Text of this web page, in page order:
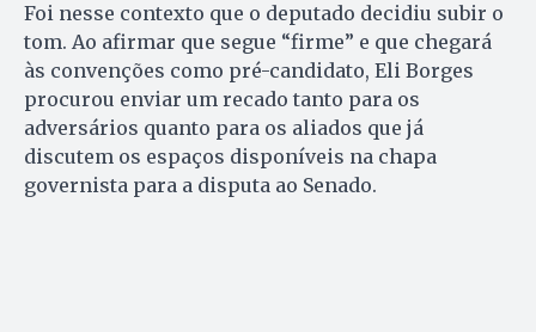
Foi nesse contexto que o deputado decidiu subir o
tom. Ao afirmar que segue “firme” e que chegará
às convenções como pré-candidato, Eli Borges
procurou enviar um recado tanto para os
adversários quanto para os aliados que já
discutem os espaços disponíveis na chapa
governista para a disputa ao Senado.